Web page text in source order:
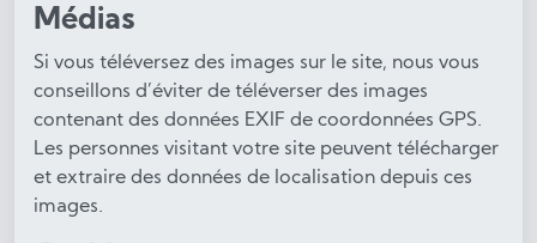
Médias
Si vous téléversez des images sur le site, nous vous
conseillons d’éviter de téléverser des images
contenant des données EXIF de coordonnées GPS.
Les personnes visitant votre site peuvent télécharger
et extraire des données de localisation depuis ces
images.